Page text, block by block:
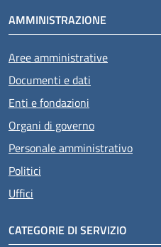
AMMINISTRAZIONE
Aree amministrative
Documenti e dati
Enti e fondazioni
Organi di governo
Personale amministrativo
Politici
Uffici
CATEGORIE DI SERVIZIO